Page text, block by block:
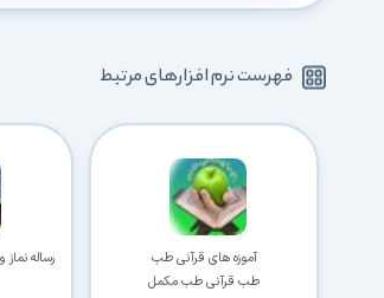
فهرست نرم افزارهای مرتبط
آموزه های قرآنی طب
طب قرآنی طب مکمل
رساله